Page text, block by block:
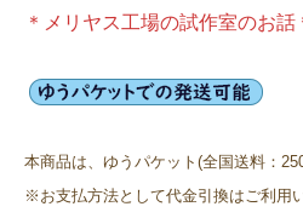
＊メリヤス工場の試作室のお話
本商品は、ゆうパケット(全国送料：
※お支払方法として代金引換はご利用